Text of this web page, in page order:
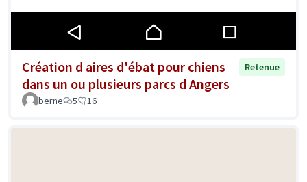
Création d aires d'ébat pour chiens
dans un ou plusieurs parcs d Angers
Retenue
berne 5 16